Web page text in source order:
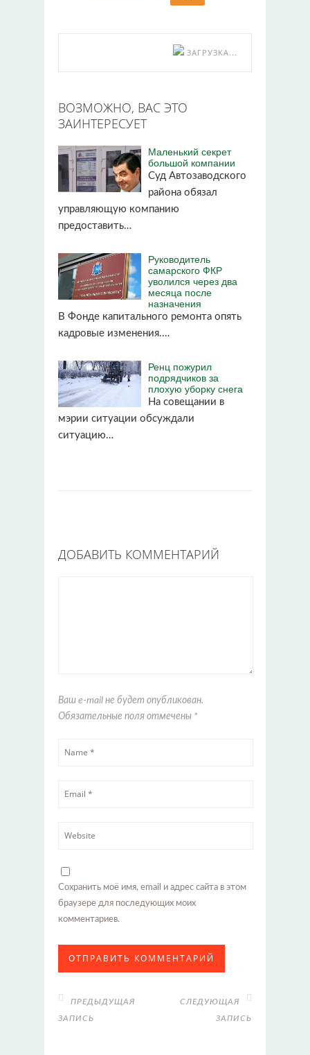
ЗАГРУЗКА...
ВОЗМОЖНО, ВАС ЭТО
ЗАИНТЕРЕСУЕТ
Маленький секрет
большой компании
Суд Автозаводского
района обязал
управляющую компанию
предоставить…
Руководитель
самарского ФКР
уволился через два
месяца после
назначения
В Фонде капитального ремонта опять
кадровые изменения.…
Ренц пожурил
подрядчиков за
плохую уборку снега
На совещании в
мэрии ситуации обсуждали
ситуацию…
ДОБАВИТЬ КОММЕНТАРИЙ
Ваш e-mail не будет опубликован.
Обязательные поля отмечены *
Сохранить моё имя, email и адрес сайта в этом
браузере для последующих моих
комментариев.
ПРЕДЫДУЩАЯ
ЗАПИСЬ
СЛЕДУЮЩАЯ
ЗАПИСЬ